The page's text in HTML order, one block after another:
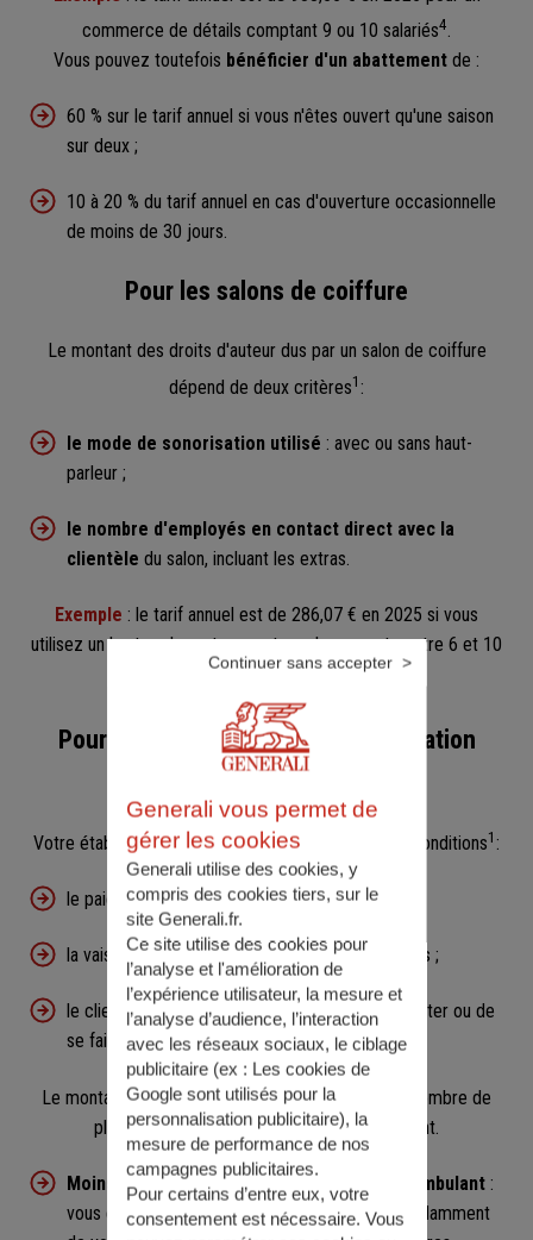
commerce de détails comptant 9 ou 10 salariés4.
Vous pouvez toutefois bénéficier d'un abattement de :
60 % sur le tarif annuel si vous n'êtes ouvert qu'une saison
sur deux ;
10 à 20 % du tarif annuel en cas d'ouverture occasionnelle
de moins de 30 jours.
Pour les salons de coiffure
Le montant des droits d'auteur dus par un salon de coiffure
dépend de deux critères1 :
le mode de sonorisation utilisé : avec ou sans haut-
parleur ;
le nombre d'employés en contact direct avec la
clientèle du salon, incluant les extras.
Exemple : le tarif annuel est de 286,07 € en 2025 si vous
utilisez un haut-parleur et que votre salon compte entre 6 et 10
5
Pour les établissements de restauration
rapide
Votre établissement est concerné s'il remplit trois conditions1 :
le paiement se fait au comptoir avant le repas ;
la vaisselle et les conditionnements sont jetables ;
le client a le choix de manger sur place, à emporter ou de
se faire livrer.
Le montant des droits Sacem à payer dépend du nombre de
places assises au sein de votre établissement.
Moins de 10 places assises ou restaurant ambulant :
vous êtes redevable d'un forfait annuel, indépendamment
Generali vous permet de
gérer les cookies
Generali utilise des cookies, y
compris des cookies tiers, sur le
site Generali.fr.
Ce site utilise des cookies pour
l’analyse et l'amélioration de
l’expérience utilisateur, la mesure et
l’analyse d’audience, l’interaction
avec les réseaux sociaux, le ciblage
publicitaire (ex : Les cookies de
Google sont utilisés pour la
personnalisation publicitaire), la
mesure de performance de nos
campagnes publicitaires.
Pour certains d’entre eux, votre
consentement est nécessaire. Vous
Continuer sans accepter